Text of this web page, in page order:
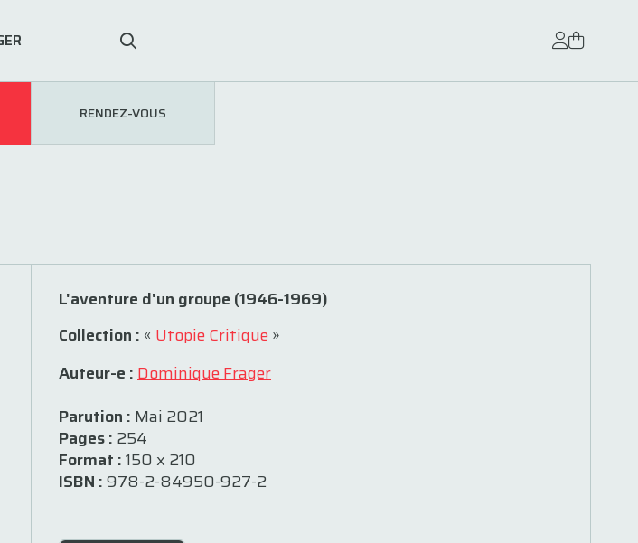
RENDEZ-VOUS
L'aventure d'un groupe (1946-1969)
Collection : « Utopie Critique»
Auteur-e :Dominique Frager
Parution : Mai 2021
Pages : 254
Format :150 x 210
ISBN :978-2-84950-927-2